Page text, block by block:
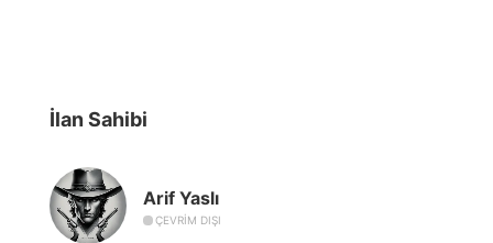
İlan Sahibi
Arif Yaslı
ÇEVRIM DIŞI